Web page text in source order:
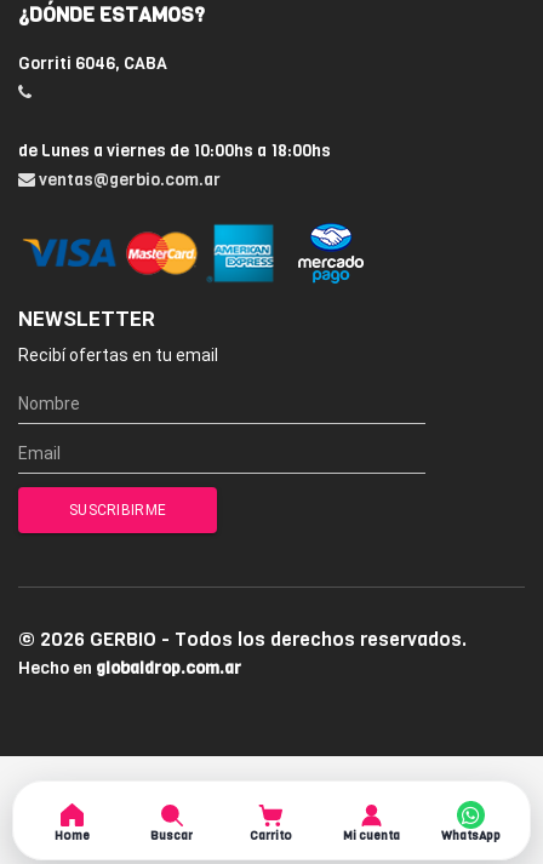
¿DÓNDE ESTAMOS?
Gorriti 6046, CABA
de Lunes a viernes de 10:00hs a 18:00hs
ventas@gerbio.com.ar
NEWSLETTER
Recibí ofertas en tu email
© 2026 GERBIO - Todos los derechos reservados.
Hecho en globaldrop.com.ar
Home Buscar Carrito Mi cuenta